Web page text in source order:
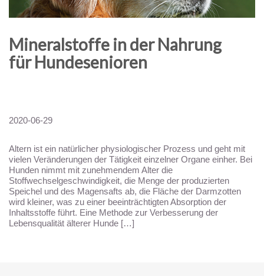
Mineralstoffe in der Nahrung
für Hundesenioren
2020-06-29
Altern ist ein natürlicher physiologischer Prozess und geht mit
vielen Veränderungen der Tätigkeit einzelner Organe einher. Bei
Hunden nimmt mit zunehmendem Alter die
Stoffwechselgeschwindigkeit, die Menge der produzierten
Speichel und des Magensafts ab, die Fläche der Darmzotten
wird kleiner, was zu einer beeinträchtigten Absorption der
Inhaltsstoffe führt. Eine Methode zur Verbesserung der
Lebensqualität älterer Hunde […]